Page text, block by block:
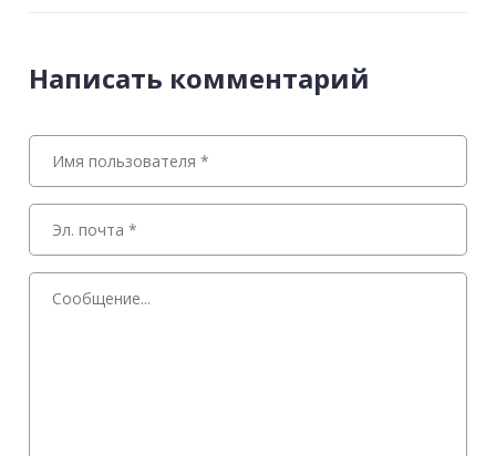
Написать комментарий